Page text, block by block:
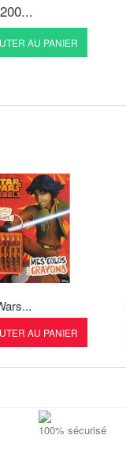
AU PANIER
AU PANIER
100% sécurisé